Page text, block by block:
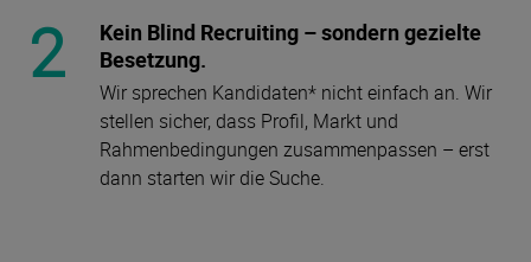
2
Kein Blind Recruiting – sondern gezielte
Besetzung.
Wir sprechen Kandidaten* nicht einfach an. Wir
stellen sicher, dass Profil, Markt und
Rahmenbedingungen zusammenpassen – erst
dann starten wir die Suche.